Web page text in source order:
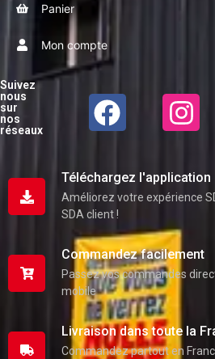
Panier
Mon compte
Téléchargez l'application
Améliorez votre expérience
SDA client !
Commandez facilement
Passez vos commandes
mobile
Livraison dans toute la
Commandez partout en
Suivez
nous
sur
nos
réseaux